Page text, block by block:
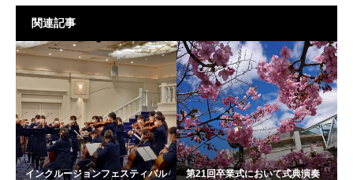
関連記事
インクルージョンフェスティバル
第21回卒業式において式典演奏